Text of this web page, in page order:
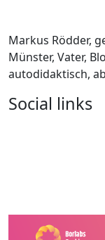
Markus Rödder,
Münster, Vater,
autodidaktisch,
Social links